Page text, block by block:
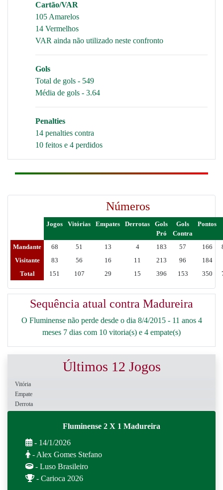
Cartão/VAR
105 Amarelos
14 Vermelhos
VAR ainda não utilizado neste confronto
Gols
Total de gols - 549
Média de gols - 3.64
Penalties
14 penalties contra
10 feitos e 4 perdidos
Números
Jogos Vitórias Empates Derrotas
Gols
Pró
Gols
Contra
Pontos
Mandante 68 51 13 4 183 57 166
Visitante
83 56 16 11 213 96
184
Total
151 107 29 15 396 153 350
Sequência atual contra Madureira
O Fluminense não perde desde o dia 8/4/2015 - 11 anos 4
meses 7 dias com 10 vitoria(s) e 4 empate(s)
Últimos 12 Jogos
Vitória
Empate
Derrota
Fluminense 2 X 1 Madureira
- 14/1/2026
- Alex Gomes Stefano
- Luso Brasileiro
- Carioca 2026